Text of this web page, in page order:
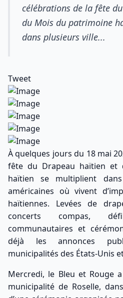
célébrations de la fête
du Mois du patrimoine
dans plusieurs ville...
Tweet
À quelques jours du 18 mai
fête du Drapeau haïtien et
haïtien se multiplient
américaines où vivent
haïtiennes. Levées de
concerts compas,
communautaires et
déjà les annonces
municipalités des États-Unis
Mercredi, le Bleu et Rouge
municipalité de Roselle,